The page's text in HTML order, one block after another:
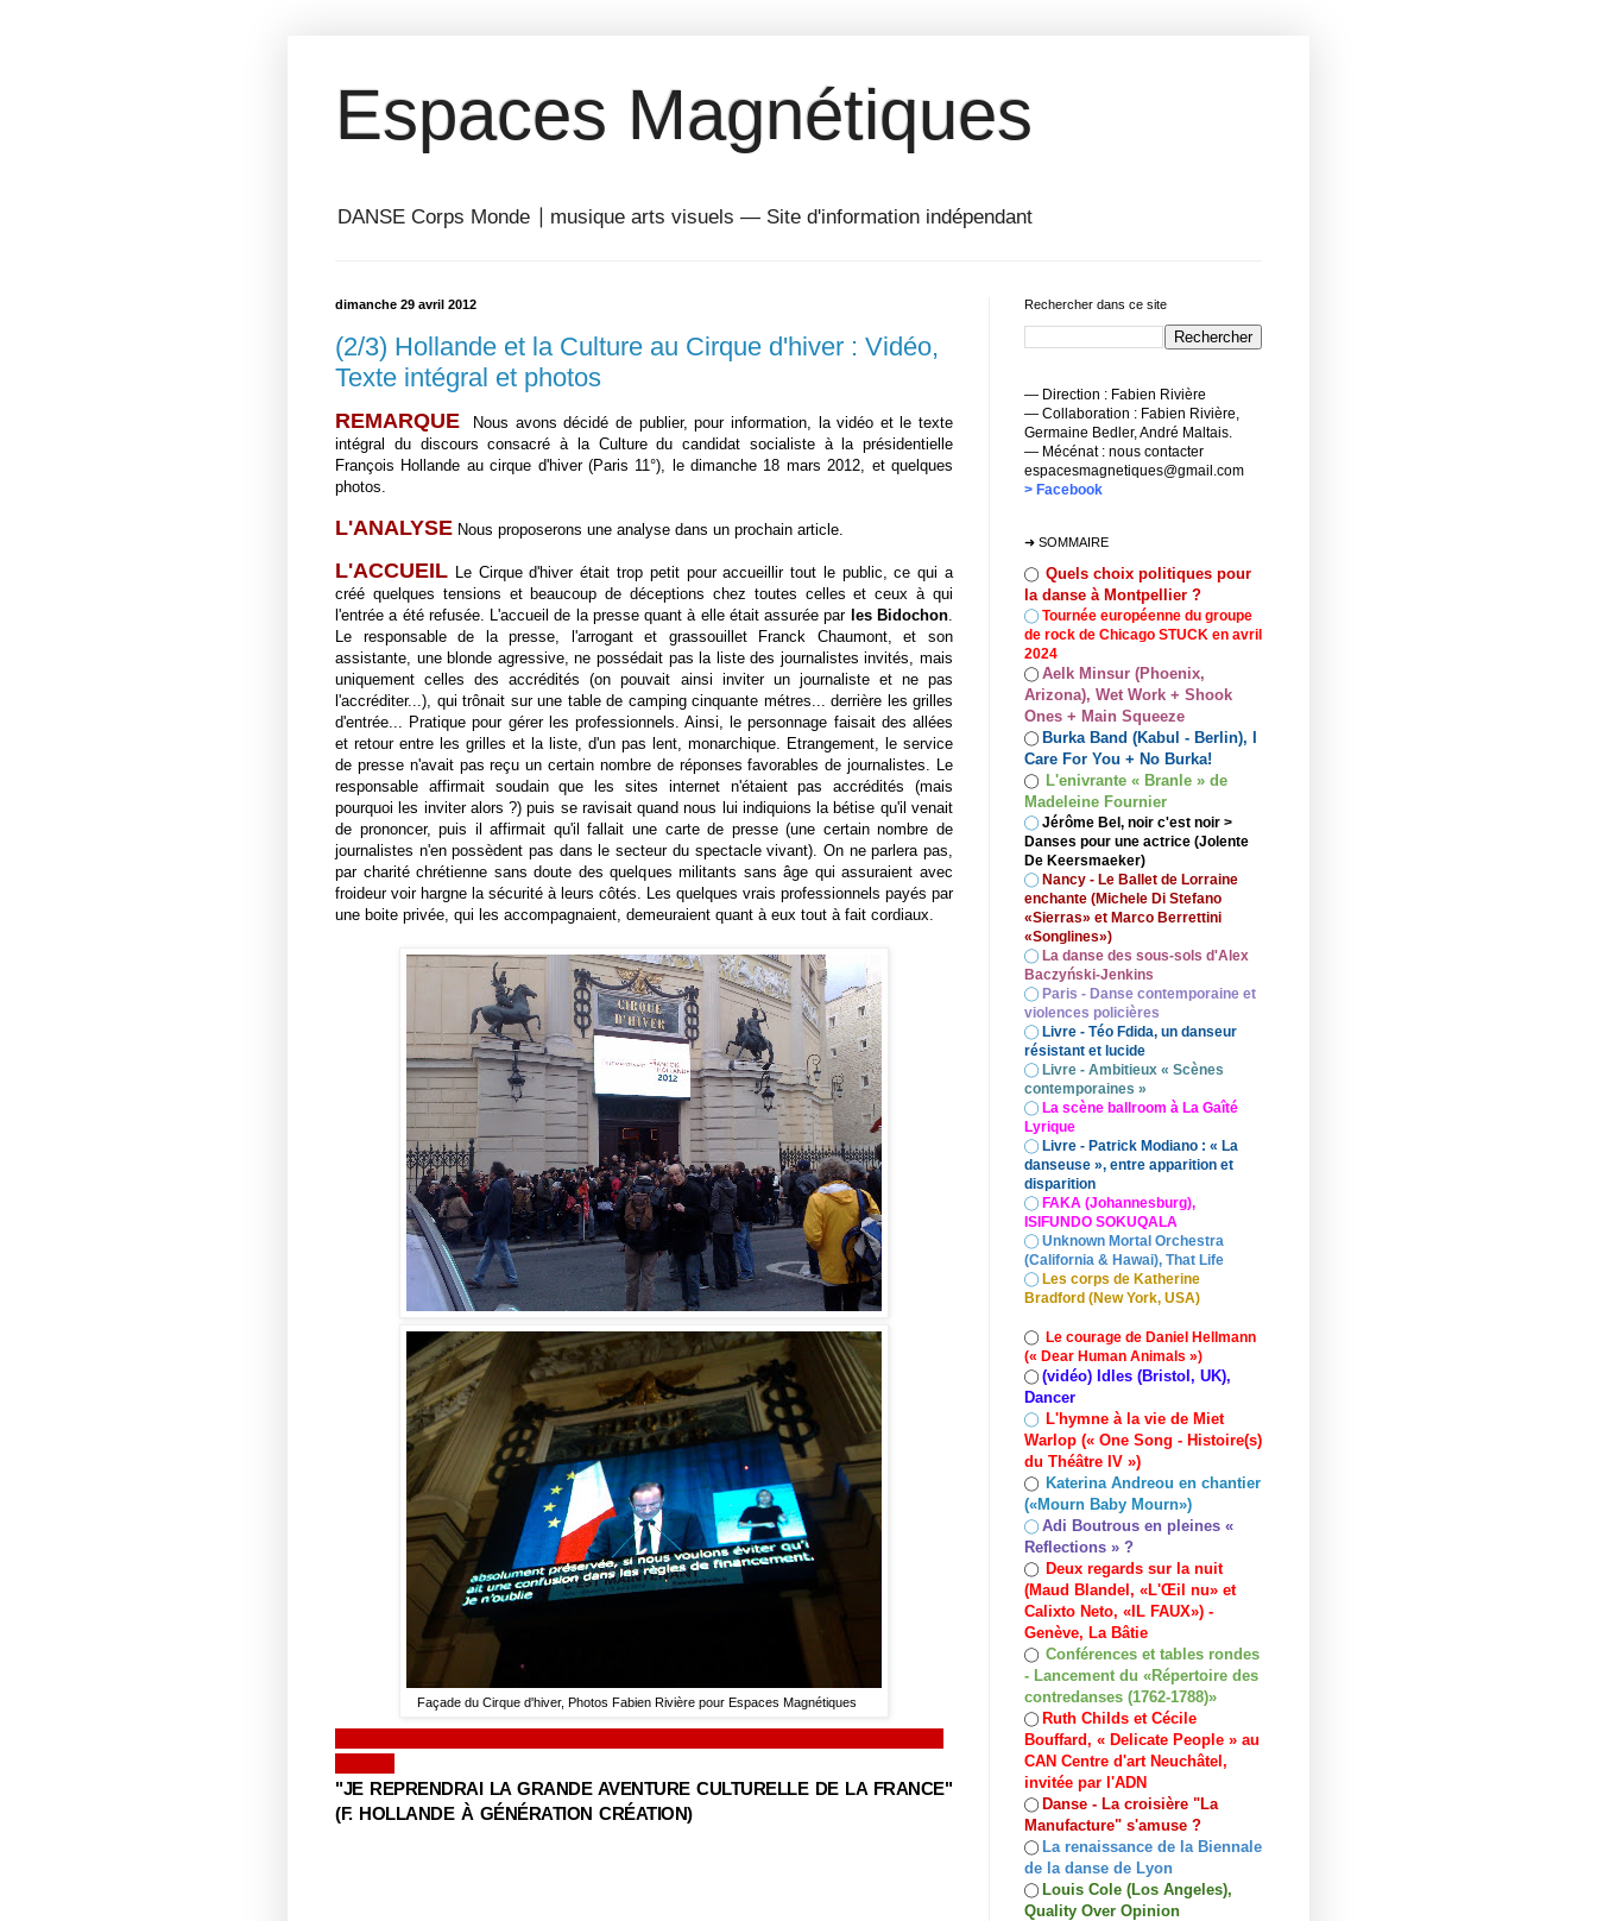
Espaces Magnétiques
DANSE Corps Monde ⎥ musique arts visuels — Site d'information indépendant
dimanche 29 avril 2012
(2/3) Hollande et la Culture au Cirque d'hiver : Vidéo,
Texte intégral et photos
REMARQUE
Nous avons décidé de publier, pour information, la vidéo et le texte
intégral du discours consacré à la Culture du candidat socialiste à la présidentielle
François Hollande au cirque d'hiver (Paris 11°), le dimanche 18 mars 2012, et quelques
photos.
L'ANALYSE Nous proposerons une analyse dans un prochain article.
L'ACCUEIL Le Cirque d'hiver était trop petit pour accueillir tout le public, ce qui a
créé quelques tensions et beaucoup de déceptions chez toutes celles et ceux à qui
l'entrée a été refusée. L'accueil de la presse quant à elle était assurée par les Bidochon.
Le responsable de la presse, l'arrogant et grassouillet Franck Chaumont, et son
assistante, une blonde agressive, ne possédait pas la liste des journalistes invités, mais
uniquement celles des accrédités (on pouvait ainsi inviter un journaliste et ne pas
l'accréditer...), qui trônait sur une table de camping cinquante métres... derrière les grilles
d'entrée... Pratique pour gérer les professionnels. Ainsi, le personnage faisait des allées
et retour entre les grilles et la liste, d'un pas lent, monarchique. Etrangement, le service
de presse n'avait pas reçu un certain nombre de réponses favorables de journalistes. Le
responsable affirmait soudain que les sites internet n'étaient pas accrédités (mais
pourquoi les inviter alors ?) puis se ravisait quand nous lui indiquions la bétise qu'il venait
de prononcer, puis il affirmait qu'il fallait une carte de presse (une certain nombre de
journalistes n'en possèdent pas dans le secteur du spectacle vivant). On ne parlera pas,
par charité chrétienne sans doute des quelques militants sans âge qui assuraient avec
froideur voir hargne la sécurité à leurs côtés. Les quelques vrais professionnels payés par
une boite privée, qui les accompagnaient, demeuraient quant à eux tout à fait cordiaux.
Façade du Cirque d'hiver, Photos Fabien Rivière pour Espaces Magnétiques
"JE REPRENDRAI LA GRANDE AVENTURE CULTURELLE DE LA FRANCE"
(F. HOLLANDE À GÉNÉRATION CRÉATION)
Rechercher dans ce site
— Direction : Fabien Rivière
— Collaboration : Fabien Rivière,
Germaine Bedler, André Maltais.
— Mécénat : nous contacter
espacesmagnetiques@gmail.com
> Facebook
➜ SOMMAIRE
◯ Quels choix politiques pour
la danse à Montpellier ?
◯ Tournée européenne du groupe
de rock de Chicago STUCK en avril
2024
◯ Aelk Minsur (Phoenix,
Arizona), Wet Work + Shook
Ones + Main Squeeze
◯ Burka Band (Kabul - Berlin), I
Care For You + No Burka!
◯ L'enivrante « Branle » de
Madeleine Fournier
◯ Jérôme Bel, noir c'est noir >
Danses pour une actrice (Jolente
De Keersmaeker)
◯ Nancy - Le Ballet de Lorraine
enchante (Michele Di Stefano
«Sierras» et Marco Berrettini
«Songlines»)
◯ La danse des sous-sols d'Alex
Baczyński-Jenkins
◯ Paris - Danse contemporaine et
violences policières
◯ Livre - Téo Fdida, un danseur
résistant et lucide
◯ Livre - Ambitieux « Scènes
contemporaines »
◯ La scène ballroom à La Gaîté
Lyrique
◯ Livre - Patrick Modiano : « La
danseuse », entre apparition et
disparition
◯ FAKA (Johannesburg),
ISIFUNDO SOKUQALA
◯ Unknown Mortal Orchestra
(California & Hawai), That Life
◯ Les corps de Katherine
Bradford (New York, USA)
◯ Le courage de Daniel Hellmann
(« Dear Human Animals »)
◯ (vidéo) Idles (Bristol, UK),
Dancer
◯ L'hymne à la vie de Miet
Warlop (« One Song - Histoire(s)
du Théâtre IV »)
◯ Katerina Andreou en chantier
(«Mourn Baby Mourn»)
◯ Adi Boutrous en pleines «
Reflections » ?
◯ Deux regards sur la nuit
(Maud Blandel, «L'Œil nu» et
Calixto Neto, «IL FAUX») -
Genève, La Bâtie
◯ Conférences et tables rondes
- Lancement du «Répertoire des
contredanses (1762-1788)»
◯ Ruth Childs et Cécile
Bouffard, « Delicate People » au
CAN Centre d'art Neuchâtel,
invitée par l'ADN
◯ Danse - La croisière "La
Manufacture" s'amuse ?
◯ La renaissance de la Biennale
de la danse de Lyon
◯ Louis Cole (Los Angeles),
Quality Over Opinion